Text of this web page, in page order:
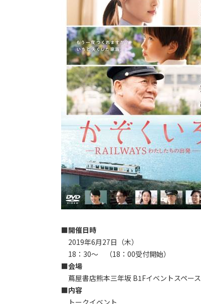
■開催日時
2019年6月27日（木）
18：30～ （18：00受付開始）
■会場
蔦屋書店熊本三年坂 B1Fイベントスペース
■内容